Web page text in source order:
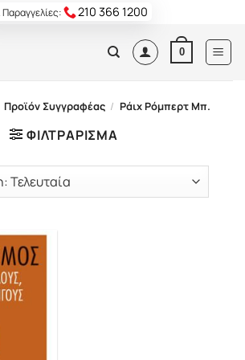
Παραγγελίες: 210 366 1200
0
Προϊόν Συγγραφέας / Ράιχ Ρόμπερτ Μπ.
ΦΙΛΤΡΆΡΙΣΜΑ